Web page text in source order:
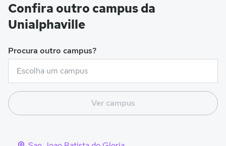
Confira outro campus da
Unialphaville
Procura outro campus?
Ver campus